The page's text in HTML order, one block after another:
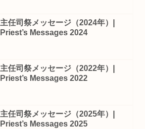
主任司祭メッセージ（2024年）|
Priest’s Messages 2024
主任司祭メッセージ（2022年）|
Priest’s Messages 2022
主任司祭メッセージ（2025年）|
Priest’s Messages 2025